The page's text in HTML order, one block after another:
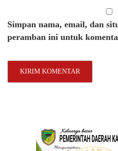
Simpan nama, email, dan
peramban ini untuk